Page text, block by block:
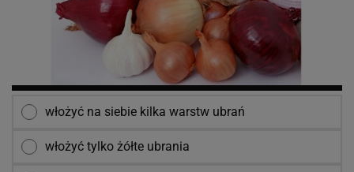
włożyć na siebie kilka warstw ubrań
włożyć tylko żółte ubrania